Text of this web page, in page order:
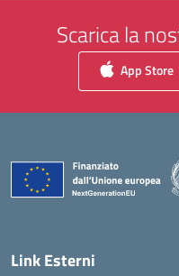
Scarica la
App Store
Link Esterni